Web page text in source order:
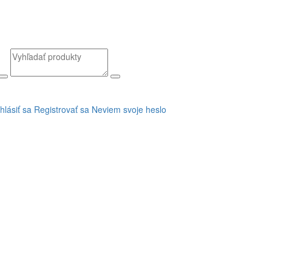
sa Registrovať sa Neviem svoje heslo